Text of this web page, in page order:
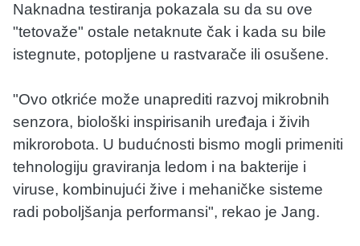
Naknadna testiranja pokazala su da su ove
"tetovaže" ostale netaknute čak i kada su bile
istegnute, potopljene u rastvarače ili osušene.
"Ovo otkriće može unaprediti razvoj mikrobnih
senzora, biološki inspirisanih uređaja i živih
mikrorobota. U budućnosti bismo mogli primeniti
tehnologiju graviranja ledom i na bakterije i
viruse, kombinujući žive i mehaničke sisteme
radi poboljšanja performansi", rekao je Jang.